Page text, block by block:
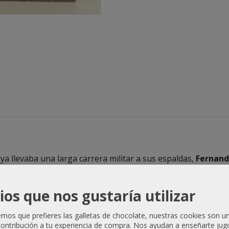
llevaba una larga carrera militar a sus espaldas,
en los Países Bajos. Enviado allí inicialmente
no estaba preparado.
a los rebeldes protestantes en Jemmingeny en
Haarlem
que nos gustaría utilizar
que prefieres las galletas de chocolate, nuestras cookies son
a tu experiencia de compra. Nos ayudan a enseñarte